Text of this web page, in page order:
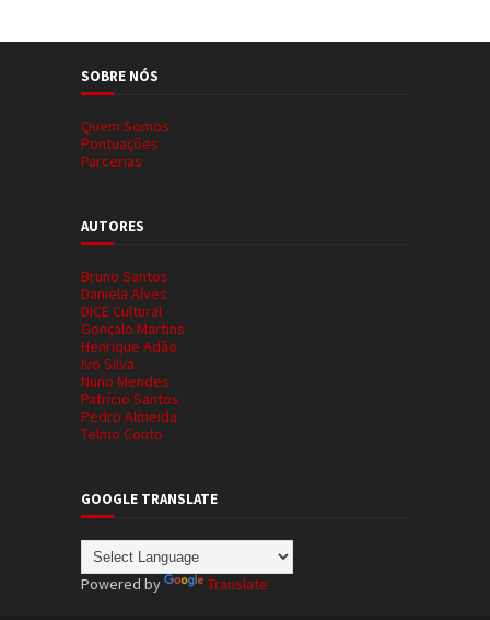
SOBRE NÓS
Quem Somos
Pontuações
Parcerias
AUTORES
Bruno Santos
Daniela Alves
DICE Cultural
Gonçalo Martins
Henrique Adão
Ivo Silva
Nuno Mendes
Patrício Santos
Pedro Almeida
Telmo Couto
GOOGLE TRANSLATE
Powered by Translate